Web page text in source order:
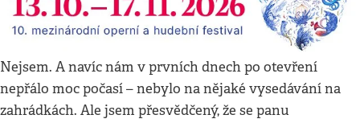
Nejsem. A navíc nám v prvních dnech po otevření
nepřálo moc počasí – nebylo na nějaké vysedávání na
zahrádkách. Ale jsem přesvědčený, že se panu